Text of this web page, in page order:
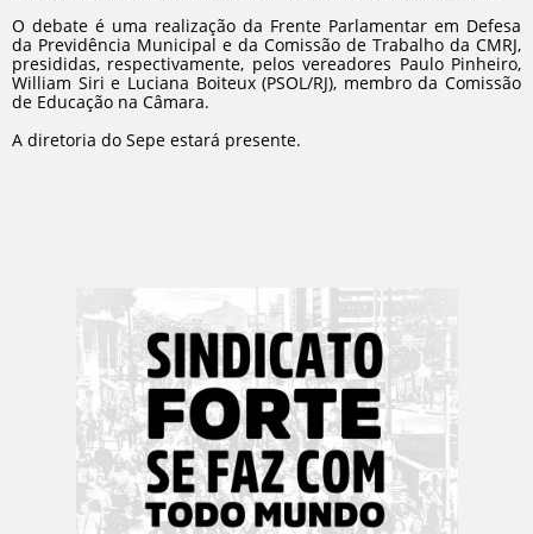
O debate é uma realização da Frente Parlamentar em Defesa
da Previdência Municipal e da Comissão de Trabalho da CMRJ,
presididas, respectivamente, pelos vereadores Paulo Pinheiro,
William Siri e Luciana Boiteux (PSOL/RJ), membro da Comissão
de Educação na Câmara.
A diretoria do Sepe estará presente.